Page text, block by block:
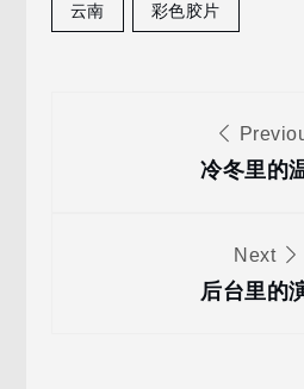
云南 彩色胶片
冷冬里的
Next
后台里的